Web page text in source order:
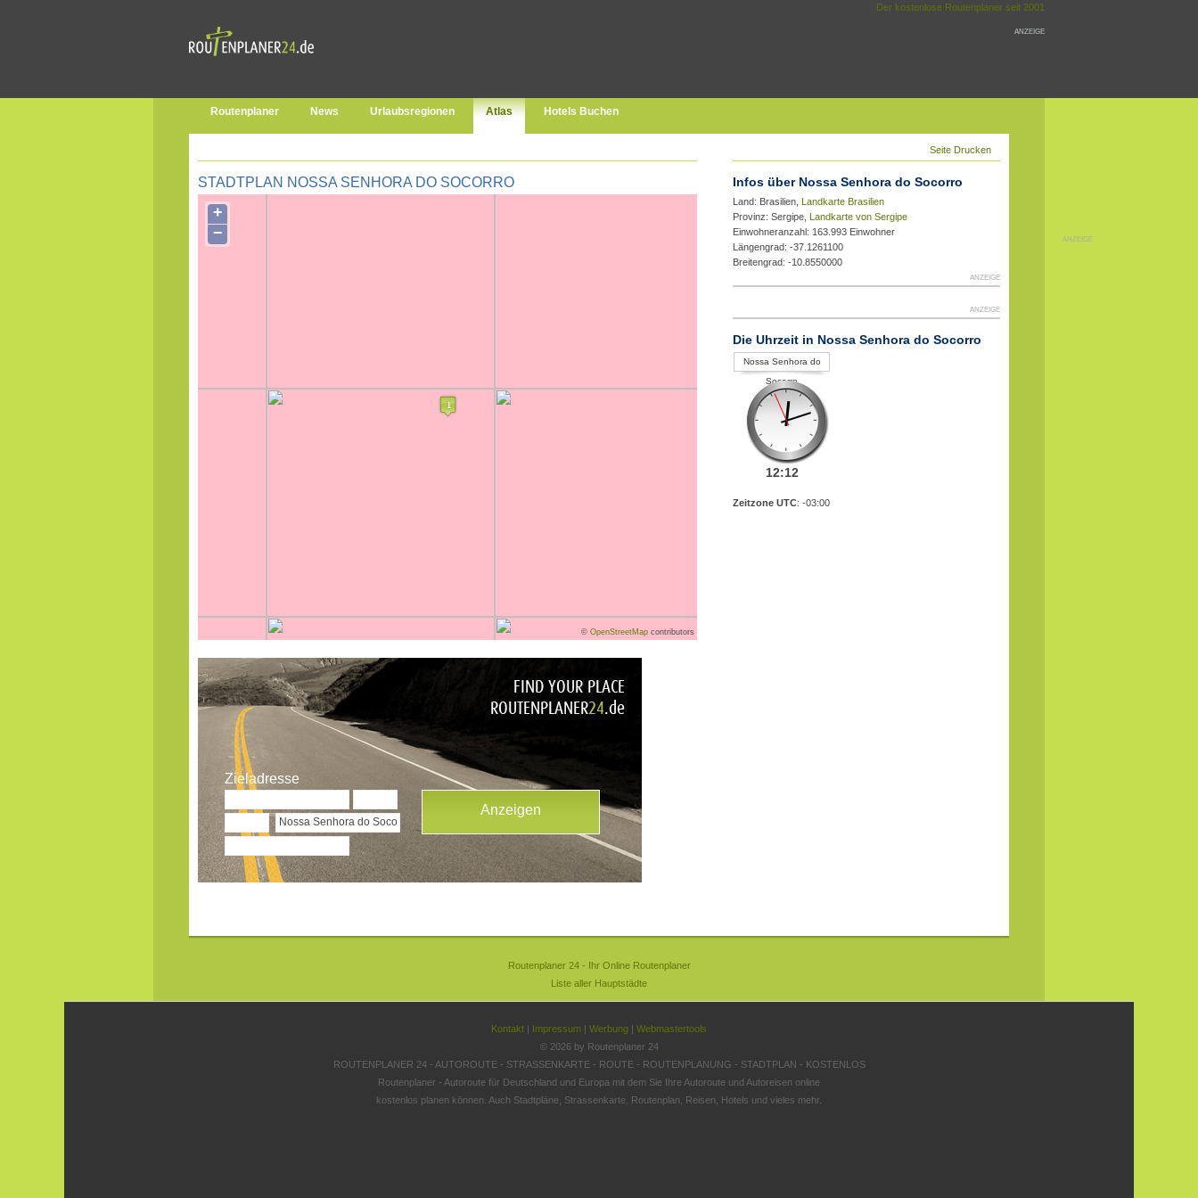
Der kostenlose Routenplaner seit 2001
ANZEIGE
ANZEIGE
Routenplaner News Urlaubsregionen Atlas Hotels Buchen
Seite Drucken
STADTPLAN NOSSA SENHORA DO SOCORRO
+
−
© OpenStreetMap contributors
Zieladresse
Infos über Nossa Senhora do Socorro
Land: Brasilien, Landkarte Brasilien
Provinz: Sergipe, Landkarte von Sergipe
Einwohneranzahl: 163.993 Einwohner
Längengrad: -37.1261100
Breitengrad: -10.8550000
ANZEIGE
ANZEIGE
Die Uhrzeit in Nossa Senhora do Socorro
Nossa Senhora do
Socorro
12:12
Zeitzone UTC: -03:00
Routenplaner 24 - Ihr Online Routenplaner
Liste aller Hauptstädte
Kontakt | Impressum | Werbung | Webmastertools
© 2026 by Routenplaner 24
ROUTENPLANER 24 - AUTOROUTE - STRASSENKARTE - ROUTE - ROUTENPLANUNG - STADTPLAN - KOSTENLOS
Routenplaner - Autoroute für Deutschland und Europa mit dem Sie Ihre Autoroute und Autoreisen online
kostenlos planen können. Auch Stadtpläne, Strassenkarte, Routenplan, Reisen, Hotels und vieles mehr.